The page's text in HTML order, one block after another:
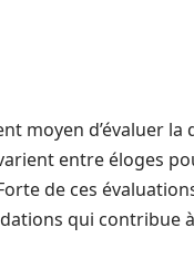
moyen d’évaluer la
entre éloges
de ces
qui contribue à